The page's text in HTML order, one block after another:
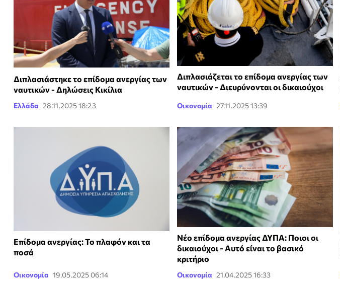
Διπλασιάστηκε το επίδομα ανεργίας των
ναυτικών - Δηλώσεις Κικίλια
Ελλάδα 28.11.2025 18:23
Διπλασιάζεται το επίδομα ανεργίας των
ναυτικών - Διευρύνονται οι δικαιούχοι
Οικονομία 27.11.2025 13:39
Επίδομα ανεργίας: Το πλαφόν και τα
ποσά
Οικονομία 19.05.2025 06:14
Νέο επίδομα ανεργίας ΔΥΠΑ: Ποιοι οι
δικαιούχοι - Αυτό είναι το βασικό
κριτήριο
Οικονομία 21.04.2025 16:33